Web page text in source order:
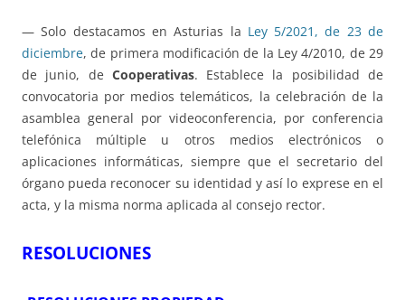
— Solo destacamos en Asturias la Ley 5/2021, de 23 de
diciembre, de primera modificación de la Ley 4/2010, de 29
de junio, de Cooperativas. Establece la posibilidad de
convocatoria por medios telemáticos, la celebración de la
asamblea general por videoconferencia, por conferencia
telefónica múltiple u otros medios electrónicos o
aplicaciones informáticas, siempre que el secretario del
órgano pueda reconocer su identidad y así lo exprese en el
acta, y la misma norma aplicada al consejo rector.
RESOLUCIONES